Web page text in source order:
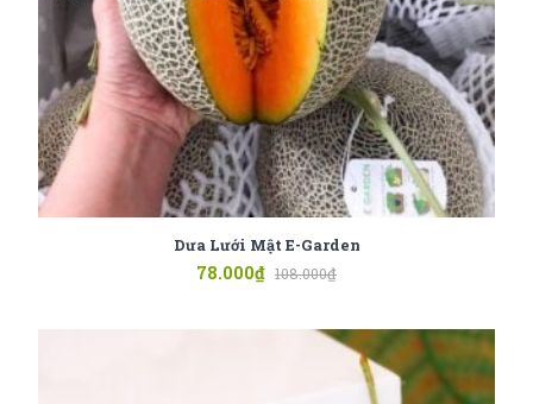
Dưa Lưới Mật E-Garden
108.000₫
78.000₫